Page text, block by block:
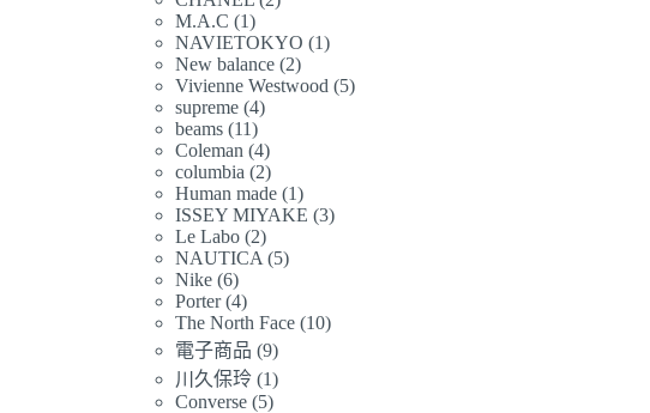
產
品
個
產
品產
品
M.A.C 11
個
產
品
NAVIETOKYO 11
產
New balance 22
個
Vivienne Westwood 55
supreme 44
產
品
beams 1111
個
產
品
Coleman 44
個
產
品
columbia 22
個
產
品
Human made 11
個
ISSEY MIYAKE 33
Le Labo 22
個
品
NAUTICA 55
Nike 66
個
產
品
Porter 44
個
產
品
The North Face 1010
電子商品 99
個
產
川久保玲 11
個
Converse 55